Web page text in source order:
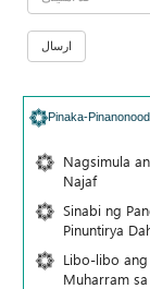
Pinaka-Pinanonood
Nagsimula
Najaf
Sinabi ng
Pinuntirya
Libo-libo ang
Muharram sa